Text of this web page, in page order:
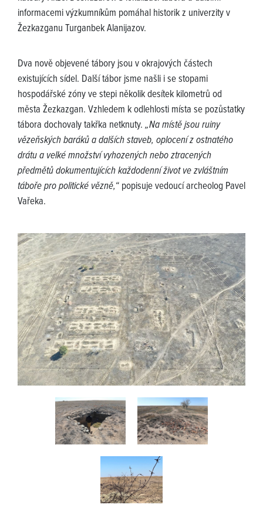
informacemi výzkumníkům pomáhal historik z univerzity v
Žezkazganu Turganbek Alanijazov.
Dva nově objevené tábory jsou v okrajových částech
existujících sídel. Další tábor jsme našli i se stopami
hospodářské zóny ve stepi několik desítek kilometrů od
města Žezkazgan. Vzhledem k odlehlosti místa se pozůstatky
tábora dochovaly takřka netknuty. „Na místě jsou ruiny
vězeňských baráků a dalších staveb, oplocení z ostnatého
drátu a velké množství vyhozených nebo ztracených
předmětů dokumentujících každodenní život ve zvláštním
táboře pro politické vězně,“ popisuje vedoucí archeolog Pavel
Vařeka.